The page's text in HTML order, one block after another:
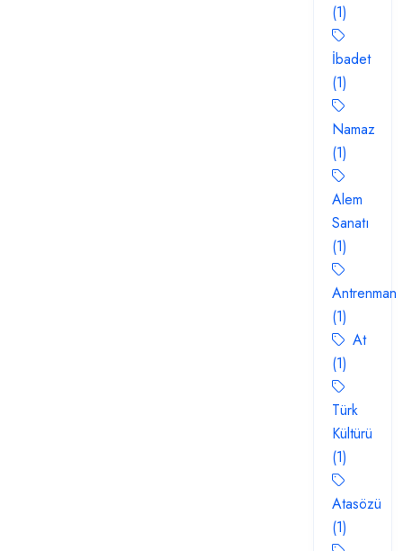
(1)
İbadet
(1)
Namaz
(1)
Alem
Sanatı
(1)
Antrenman
(1)
At
(1)
Türk
Kültürü
(1)
Atasözü
(1)